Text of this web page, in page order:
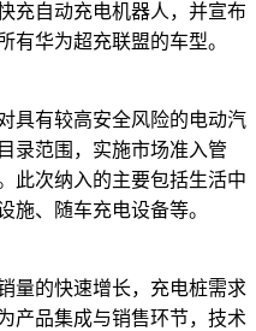
充自动充电机器人，并宣布
有华为超充联盟的车型。
具有较高安全风险的电动汽
录范围，实施市场准入管
此次纳入的主要包括生活中
施、随车充电设备等。
量的快速增长，充电桩需求
产品集成与销售环节，技术